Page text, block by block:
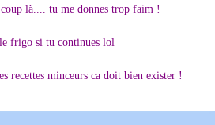
là.... tu me donnes trop faim !
frigo si tu continues lol
recettes minceurs ca doit bien exister !